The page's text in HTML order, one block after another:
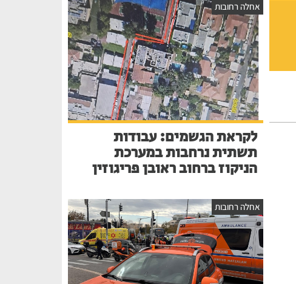
אחלה רחובות
לקראת הגשמים: עבודות
תשתית נרחבות במערכת
הניקוז ברחוב ראובן פריגוזין
אחלה רחובות